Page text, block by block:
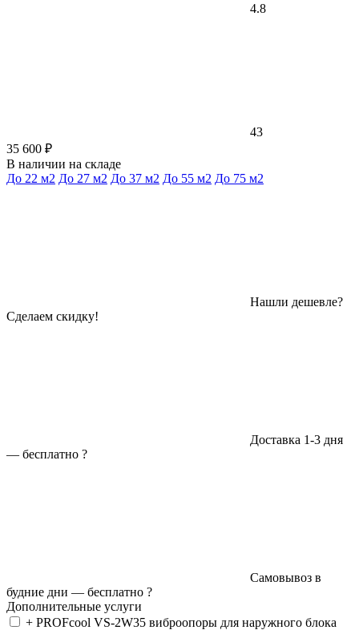
4.8
43
35 600 ₽
В наличии на складе
До 22 м2 До 27 м2 До 37 м2 До 55 м2 До 75 м2
Нашли дешевле?
Сделаем скидку!
Доставка 1-3 дня
— бесплатно ?
Самовывоз в
будние дни — бесплатно ?
Дополнительные услуги
+ PROFcool VS-2W35 виброопоры для наружного блока